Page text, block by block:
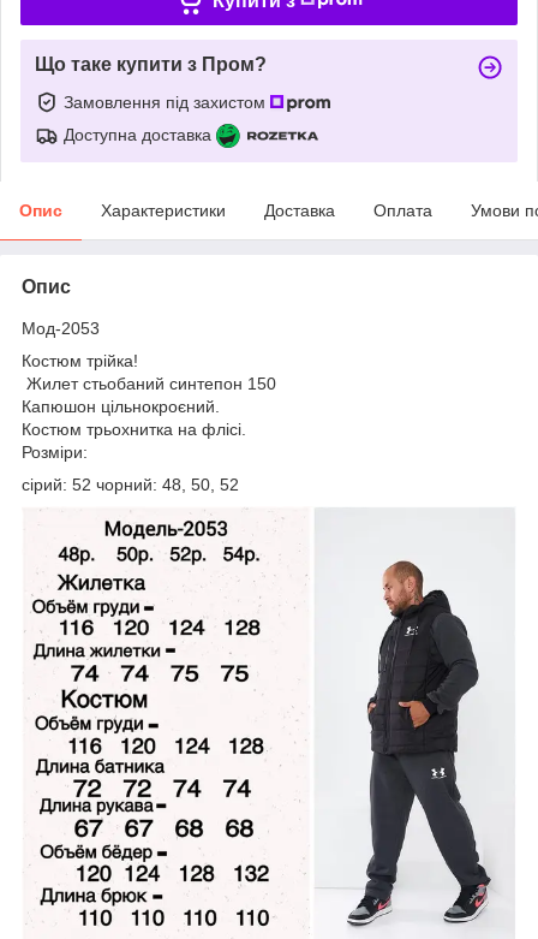
Що таке купити з Пром?
Замовлення під захистом
Доступна доставка
Опис Характеристики Доставка Оплата Умови
Опис
Мод-2053
Костюм трійка!
Жилет стьобаний синтепон 150
Капюшон цільнокроєний.
Костюм трьохнитка на флісі.
Розміри:
сірий: 52 чорний: 48, 50, 52